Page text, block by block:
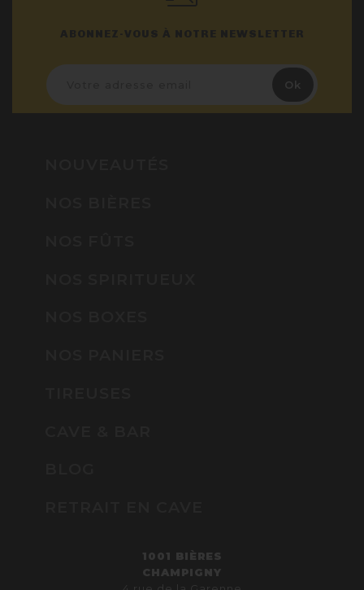
ABONNEZ-VOUS À NOTRE NEWSLETTER
1001 BIÈRES
CHAMPIGNY